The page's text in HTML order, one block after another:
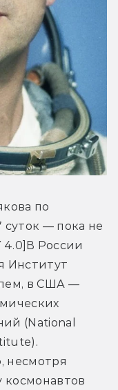
по
— пока не
4.0]В России
Институт
в США —
(National
несмотря
космонавтов